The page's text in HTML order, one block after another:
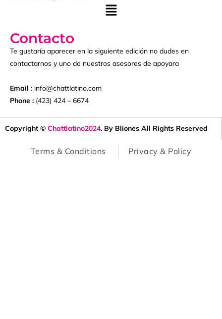
Te gustaría aparecer en la siguiente edición no dudes en
contactarnos y uno de nuestros asesores de apoyara
Phone : (423) 424 – 6674
Copyright ©Chattlatino2024. By Bliones All Rights Reserved